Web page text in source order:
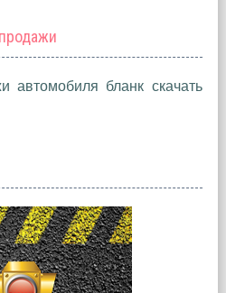
автомобиля бланк скачать